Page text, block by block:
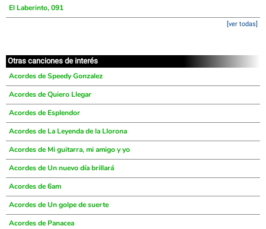
El Laberinto, 091
[ver todas]
Otras canciones de interés
Acordes de Speedy Gonzalez
Acordes de Quiero Llegar
Acordes de Esplendor
Acordes de La Leyenda de la Llorona
Acordes de Mi guitarra, mi amigo y yo
Acordes de Un nuevo día brillará
Acordes de 6am
Acordes de Un golpe de suerte
Acordes de Panacea